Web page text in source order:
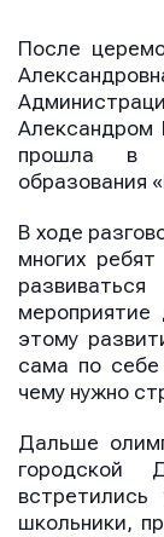
После
Александром
прошла в
образования
В ходе
многих
этому
сама по
чему нужно
Дальше
городской
школьники,